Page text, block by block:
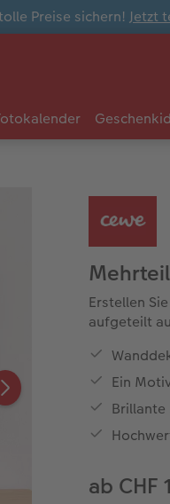
Preise sichern!Jetzt
Erstellen
aufgeteilt
Ein
ab CHF